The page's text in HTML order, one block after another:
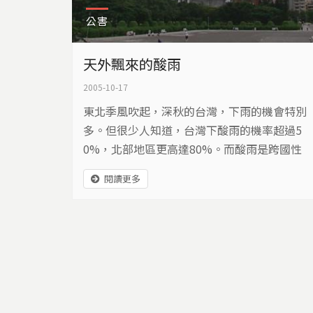
公害
天外飄來的酸雨
2005-10-17
東北季風吹起，深秋的台灣，下雨的機會特別
多。但很少人知道，台灣下酸雨的機率超過5
0%，北部地區更高達80%。而酸雨是跨國性
的環境問題，台灣會下酸雨，除了本地的污染
源外，更有許多隨著東北季風由大陸帶過來的
閱讀更多